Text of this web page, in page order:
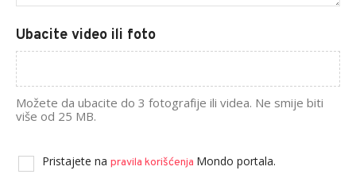
Ubacite video ili foto
Možete da ubacite do 3 fotografije ili videa. Ne smije biti
više od 25 MB.
Pristajete na pravila korišćenja Mondo portala.